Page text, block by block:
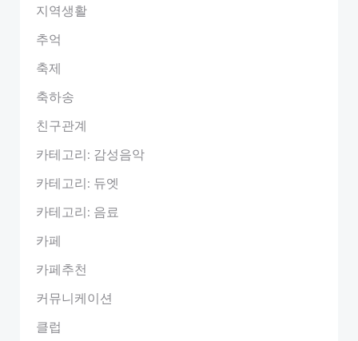
지역생활
추억
축제
축하송
친구관계
카테고리: 감성음악
카테고리: 듀엣
카테고리: 음료
카페
카페추천
커뮤니케이션
클럽